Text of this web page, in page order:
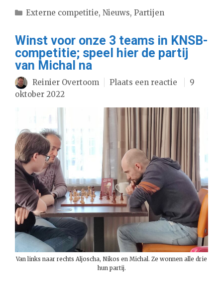
Categorieën
Externe competitie, Nieuws, Partijen
Winst voor onze 3 teams in KNSB-
competitie; speel hier de partij
van Michal na
Reinier Overtoom Plaats een reactie
9
oktober 2022
Van links naar rechts Aljoscha, Nikos en Michal. Ze wonnen alle drie
hun partij.